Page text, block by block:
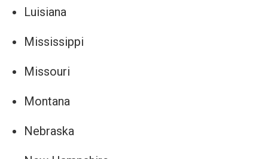
Luisiana
Mississippi
Missouri
Montana
Nebraska